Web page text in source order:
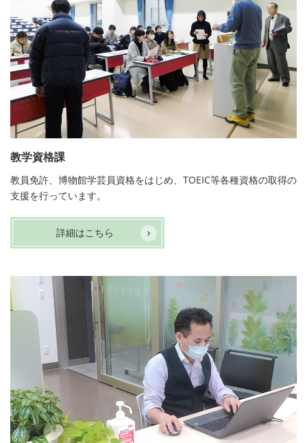
教学資格課
教員免許、博物館学芸員資格をはじめ、TOEIC等各種資格の取得の
支援を行っています。
詳細はこちら